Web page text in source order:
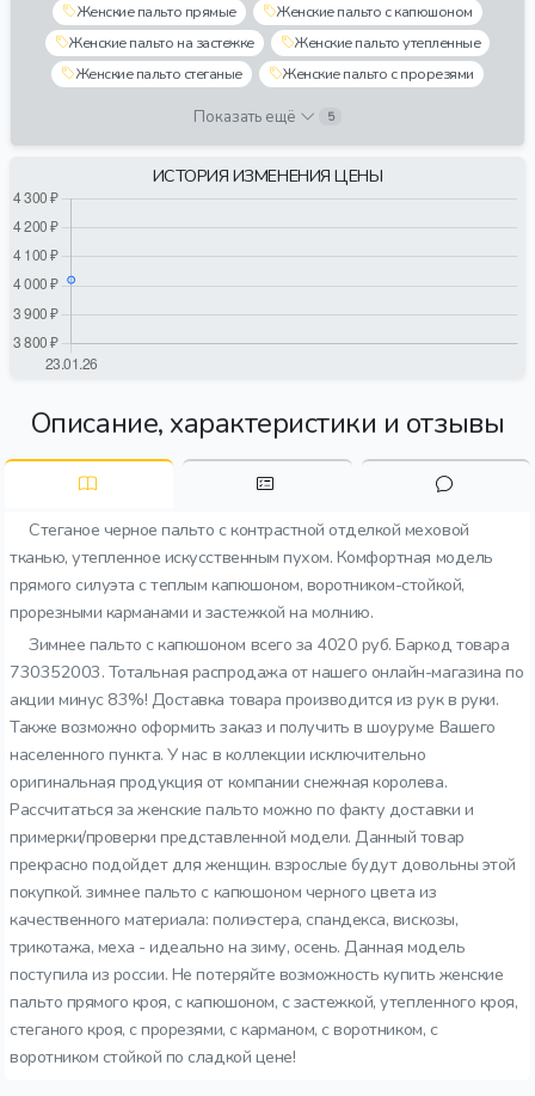
Женские пальто прямые
Женские пальто с капюшоном
Женские пальто на застежке
Женские пальто утепленные
Женские пальто стеганые
Женские пальто с прорезями
Показать ещё 5
ИСТОРИЯ ИЗМЕНЕНИЯ ЦЕНЫ
Описание, характеристики и отзывы
Стеганое черное пальто с контрастной отделкой меховой
тканью, утепленное искусственным пухом. Комфортная модель
прямого силуэта с теплым капюшоном, воротником-стойкой,
прорезными карманами и застежкой на молнию.
Зимнее пальто с капюшоном всего за 4020 руб. Баркод товара
730352003. Тотальная распродажа от нашего онлайн-магазина по
акции минус 83%! Доставка товара производится из рук в руки.
Также возможно оформить заказ и получить в шоуруме Вашего
населенного пункта. У нас в коллекции исключительно
оригинальная продукция от компании снежная королева.
Рассчитаться за женские пальто можно по факту доставки и
примерки/проверки представленной модели. Данный товар
прекрасно подойдет для женщин. взрослые будут довольны этой
покупкой. зимнее пальто с капюшоном черного цвета из
качественного материала: полиэстера, спандекса, вискозы,
трикотажа, меха - идеально на зиму, осень. Данная модель
поступила из россии. Не потеряйте возможность купить женские
пальто прямого кроя, с капюшоном, с застежкой, утепленного кроя,
стеганого кроя, с прорезями, с карманом, с воротником, с
воротником стойкой по сладкой цене!